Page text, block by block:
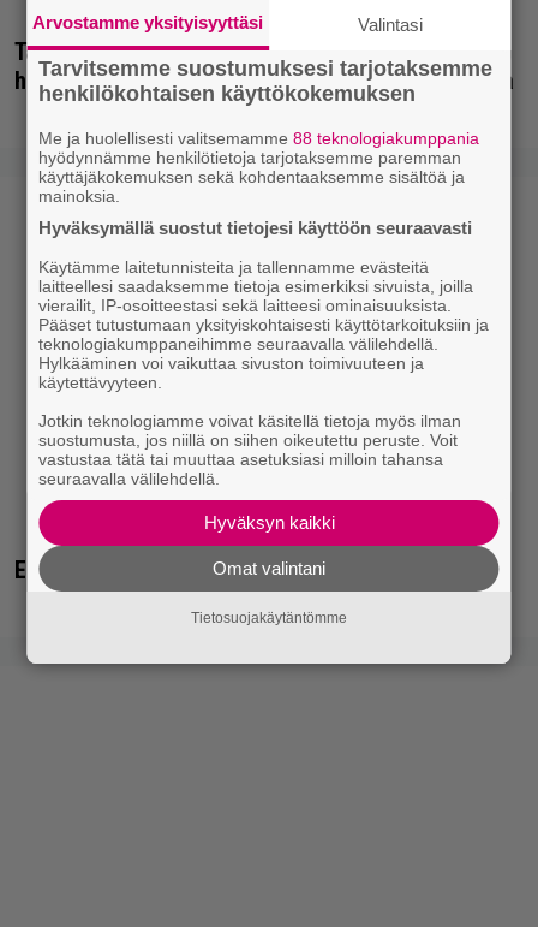
Tänän tv:ssä: Esko Salminen ja Satu Silvo tekevät
hienot pääroolit vuoden 1984 menestyselokuvassa
Eurojackpotista 80 000 euroa Suomeen – tänne
Arvostamme yksityisyyttäsi Valintasi
Tarvitsemme suostumuksesi tarjotaksemme
henkilökohtaisen käyttökokemuksen
Me ja huolellisesti valitsemamme88 teknologiakumppania
hyödynnämme henkilötietoja tarjotaksemme paremman
käyttäjäkokemuksen sekä kohdentaaksemme sisältöä ja
mainoksia.
Hyväksymällä suostut tietojesi käyttöön seuraavasti
Käytämme laitetunnisteita ja tallennamme evästeitä
laitteellesi saadaksemme tietoja esimerkiksi sivuista, joilla
vierailit, IP-osoitteestasi sekä laitteesi ominaisuuksista.
Pääset tutustumaan yksityiskohtaisesti käyttötarkoituksiin ja
teknologiakumppaneihimme seuraavalla välilehdellä.
Hylkääminen voi vaikuttaa sivuston toimivuuteen ja
käytettävyyteen.
Jotkin teknologiamme voivat käsitellä tietoja myös ilman
suostumusta, jos niillä on siihen oikeutettu peruste. Voit
vastustaa tätä tai muuttaa asetuksiasi milloin tahansa
seuraavalla välilehdellä.
Hyväksyn kaikki
Omat valintani
Tietosuojakäytäntömme